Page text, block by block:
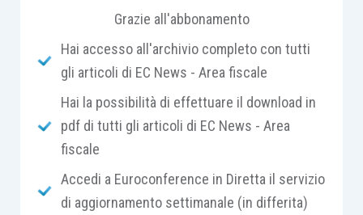
risulta possibile l’accesso alla
compilare ledomande di ammissione, che
potranno esserepresentate a partire dalle ore
10 del 18 maggio 2022
soggetti beneficiari
sono lemicro,piccole e medie imprese (Pmi) in
possesso dideterminati requisiti , tra cui:
Grazie all'abbonamento
Hai accesso all'archivio completo con tutti
gli articoli di EC News - Area fiscale
Hai la possibilità di effettuare il download in
pdf di tutti gli articoli di EC News - Area
fiscale
Accedi a Euroconference in Diretta il servizio
di aggiornamento settimanale (in differita)